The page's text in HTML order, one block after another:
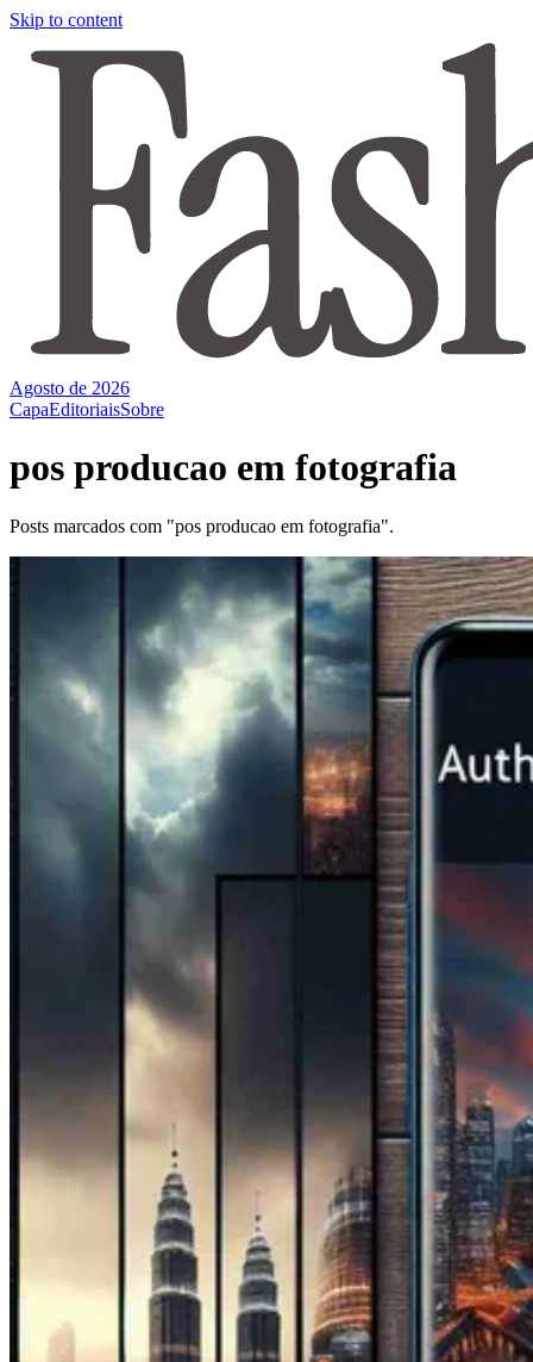
Skip to content
Agosto de 2026
CapaEditoriaisSobre
pos producao em fotografia
Posts marcados com "pos producao em fotografia".